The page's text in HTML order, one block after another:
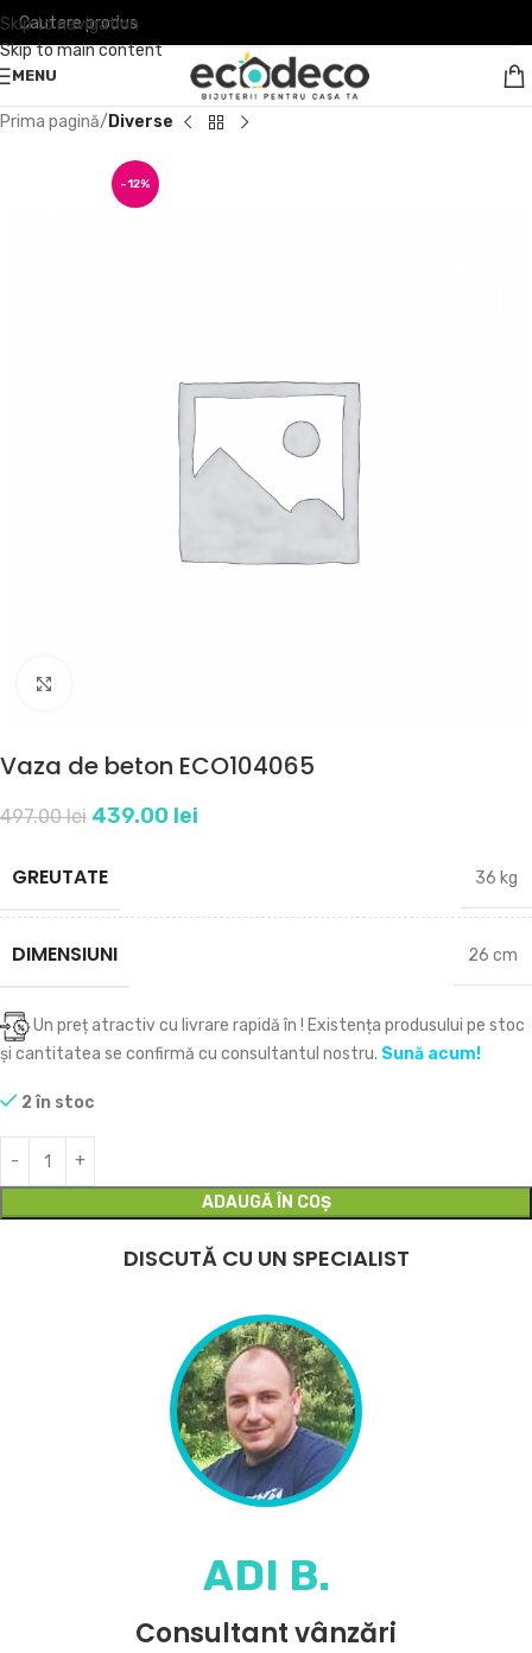
Skip to navigation
Skip to main content
MENU
Prima pagină Diverse
-12%
Vaza de beton ECO104065
497.00lei 439.00 lei
GREUTATE 36 kg
DIMENSIUNI 26 cm
Un preț atractiv cu livrare rapidă în ! Existența produsului pe stoc
și cantitatea se confirmă cu consultantul nostru. Sună acum!
2 în stoc
ADAUGĂ ÎN COȘ
DISCUTĂ CU UN SPECIALIST
ADI B.
Consultant vânzări